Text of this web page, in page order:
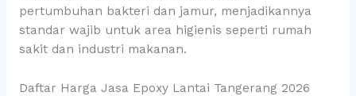
pertumbuhan bakteri dan jamur, menjadikannya
standar wajib untuk area higienis seperti rumah
sakit dan industri makanan.
Daftar Harga Jasa Epoxy Lantai Tangerang 2026